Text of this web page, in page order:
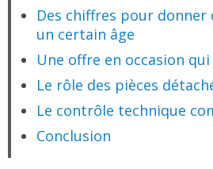
Des chiffres pour
un certain âge
Une offre en occasion
Le rôle des pièces
Le contrôle technique
Conclusion